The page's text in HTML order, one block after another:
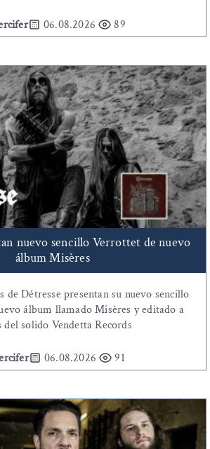
06.08.2026 89
nuevo sencillo Verrottet de nuevo
álbum Misères
de Détresse presentan su nuevo sencillo
álbum llamado Misères y editado a
del solido Vendetta Records
06.08.2026 91